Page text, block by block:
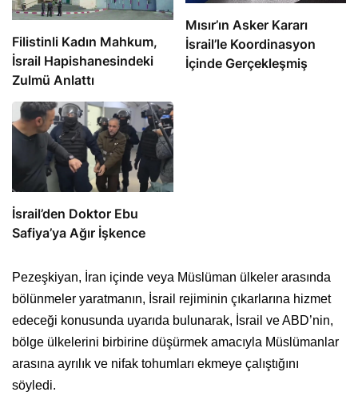
Filistinli Kadın Mahkum,
İsrail Hapishanesindeki
Zulmü Anlattı
Mısır’ın Asker Kararı
İsrail’le Koordinasyon
İçinde Gerçekleşmiş
İsrail’den Doktor Ebu
Safiya’ya Ağır İşkence
Pezeşkiyan, İran içinde veya Müslüman ülkeler arasında
bölünmeler yaratmanın, İsrail rejiminin çıkarlarına hizmet
edeceği konusunda uyarıda bulunarak, İsrail ve ABD’nin,
bölge ülkelerini birbirine düşürmek amacıyla Müslümanlar
arasına ayrılık ve nifak tohumları ekmeye çalıştığını
söyledi.